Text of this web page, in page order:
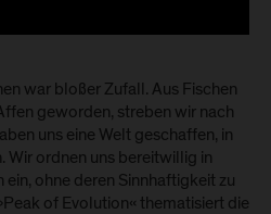
war bloßer Zufall. Aus Fischen
geworden, streben wir nach
uns eine Welt geschaffen, in
Wir ordnen uns bereitwillig in
ohne deren Sinnhaftigkeit zu
of Evolution« thematisiert die